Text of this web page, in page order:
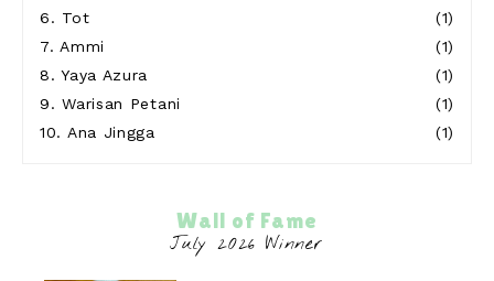
6. Tot
(1)
7. Ammi
(1)
8.Yaya Azura
(1)
9.Warisan Petani
(1)
10. Ana Jingga (1)
Wall of Fame